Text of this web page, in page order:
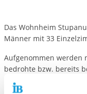
Das Wohnheim
Männer mit 33
Aufgenommen werden
bedrohte bzw. bereits
Unsere